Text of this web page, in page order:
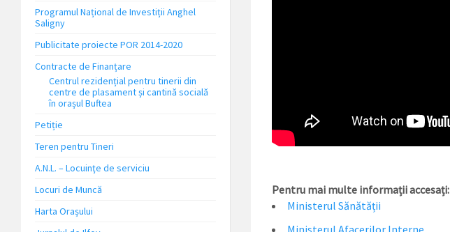
Pentru mai multe informații accesați:
Ministerul Sănătății
Ministerul Afacerilor Interne
Programul Național de Investiții Anghel
Saligny
Publicitate proiecte POR 2014-2020
Contracte de Finanțare
Centrul rezidențial pentru tinerii din
centre de plasament și cantină socială
în orașul Buftea
Petiție
Teren pentru Tineri
A.N.L. – Locuinţe de serviciu
Locuri de Muncă
Harta Orașului